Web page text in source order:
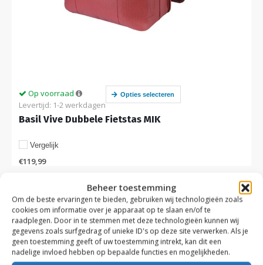
Beheer toestemming
Om de beste ervaringen te bieden, gebruiken wij technologieën zoals
cookies om informatie over je apparaat op te slaan en/of te
raadplegen. Door in te stemmen met deze technologieën kunnen wij
gegevens zoals surfgedrag of unieke ID's op deze site verwerken. Als je
geen toestemming geeft of uw toestemming intrekt, kan dit een
nadelige invloed hebben op bepaalde functies en mogelijkheden.
Basil Vive Dubbele Fietstas MIK
Op voorraad
Levertijd: 1-2 werkdagen
€119,99
Opties selecteren
Vergelijk